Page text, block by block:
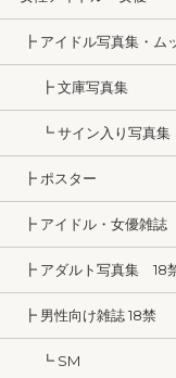
┣ アイドル写真集・ム
┣ 文庫写真集
┗ サイン入り写真集
┣ ポスター
┣ アイドル・女優雑誌
┣ アダルト写真集 18
┣ 男性向け雑誌 18禁
┗ SM